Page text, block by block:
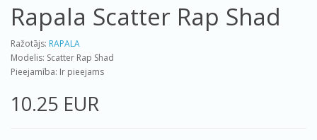
Rapala Scatter Rap Shad
Ražotājs: RAPALA
Modelis: Scatter Rap Shad
Pieejamība: Ir pieejams
10.25 EUR